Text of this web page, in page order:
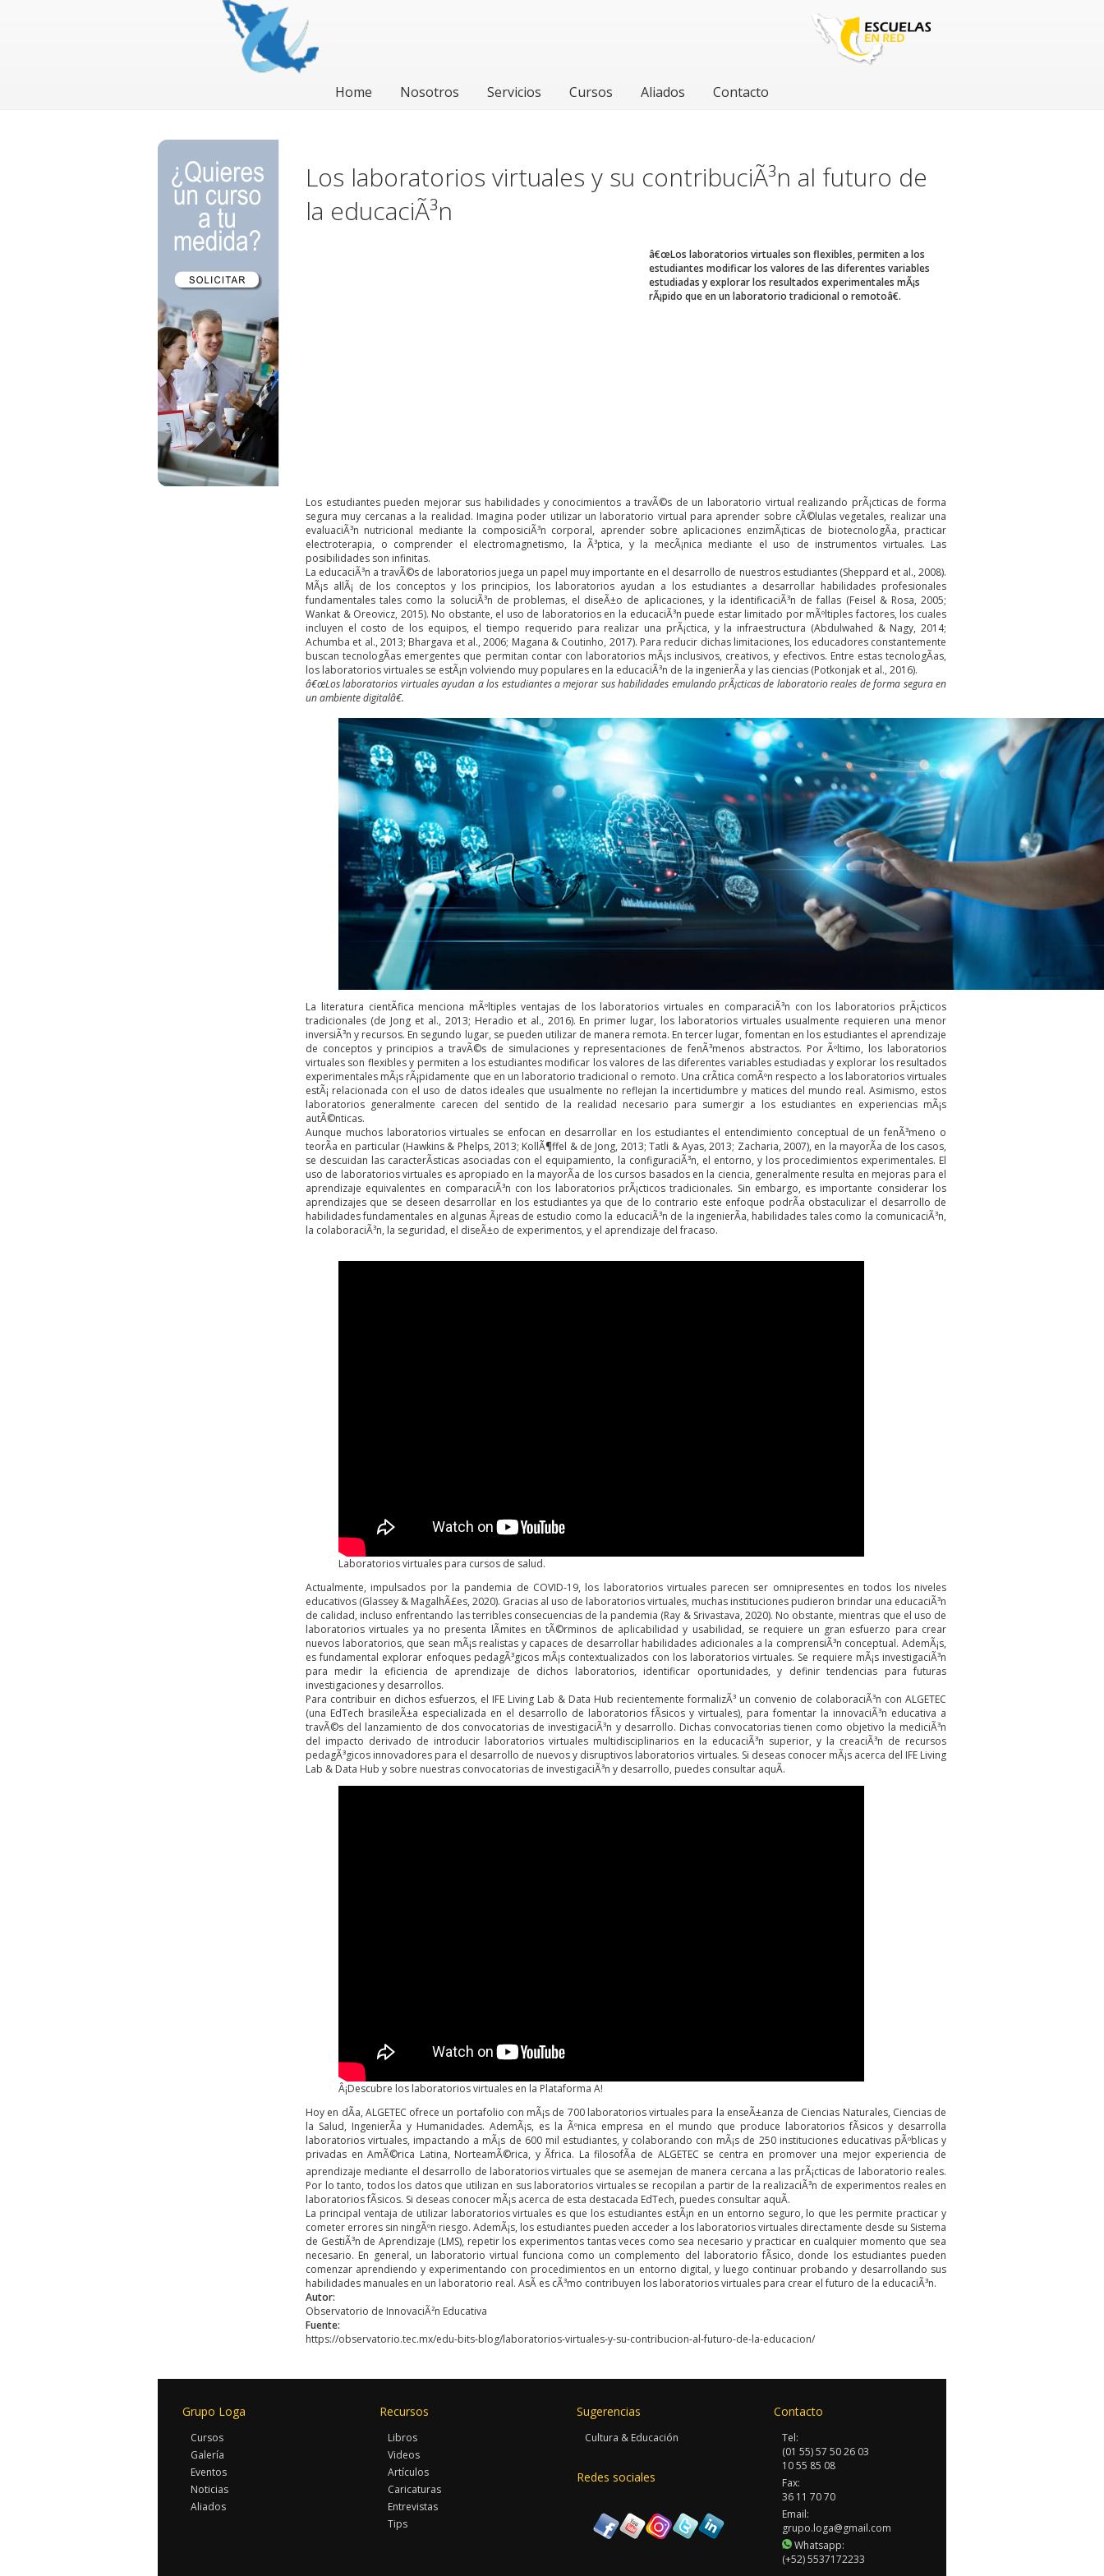
Home Nosotros Servicios Cursos Aliados Contacto
Los laboratorios virtuales y su contribuciÃ³n al futuro de
la educaciÃ³n
â€œLos laboratorios virtuales son flexibles, permiten a los
estudiantes modificar los valores de las diferentes variables
estudiadas y explorar los resultados experimentales mÃ¡s
rÃ¡pido que en un laboratorio tradicional o remotoâ€.
Los estudiantes pueden mejorar sus habilidades y conocimientos a travÃ©s de un laboratorio virtual realizando prÃ¡cticas de forma
segura muy cercanas a la realidad. Imagina poder utilizar un laboratorio virtual para aprender sobre cÃ©lulas vegetales, realizar una
evaluaciÃ³n nutricional mediante la composiciÃ³n corporal, aprender sobre aplicaciones enzimÃ¡ticas de biotecnologÃ­a, practicar
electroterapia, o comprender el electromagnetismo, la Ã³ptica, y la mecÃ¡nica mediante el uso de instrumentos virtuales. Las
posibilidades son infinitas.
La educaciÃ³n a travÃ©s de laboratorios juega un papel muy importante en el desarrollo de nuestros estudiantes (Sheppard et al., 2008).
MÃ¡s allÃ¡ de los conceptos y los principios, los laboratorios ayudan a los estudiantes a desarrollar habilidades profesionales
fundamentales tales como la soluciÃ³n de problemas, el diseÃ±o de aplicaciones, y la identificaciÃ³n de fallas (Feisel & Rosa, 2005;
Wankat & Oreovicz, 2015). No obstante, el uso de laboratorios en la educaciÃ³n puede estar limitado por mÃºltiples factores, los cuales
incluyen el costo de los equipos, el tiempo requerido para realizar una prÃ¡ctica, y la infraestructura (Abdulwahed & Nagy, 2014;
Achumba et al., 2013; Bhargava et al., 2006; Magana & Coutinho, 2017). Para reducir dichas limitaciones, los educadores constantemente
buscan tecnologÃ­as emergentes que permitan contar con laboratorios mÃ¡s inclusivos, creativos, y efectivos. Entre estas tecnologÃ­as,
los laboratorios virtuales se estÃ¡n volviendo muy populares en la educaciÃ³n de la ingenierÃ­a y las ciencias (Potkonjak et al., 2016).
â€œLos laboratorios virtuales ayudan a los estudiantes a mejorar sus habilidades emulando prÃ¡cticas de laboratorio reales de forma segura en
un ambiente digitalâ€.
La literatura cientÃ­fica menciona mÃºltiples ventajas de los laboratorios virtuales en comparaciÃ³n con los laboratorios prÃ¡cticos
tradicionales (de Jong et al., 2013; Heradio et al., 2016). En primer lugar, los laboratorios virtuales usualmente requieren una menor
inversiÃ³n y recursos. En segundo lugar, se pueden utilizar de manera remota. En tercer lugar, fomentan en los estudiantes el aprendizaje
de conceptos y principios a travÃ©s de simulaciones y representaciones de fenÃ³menos abstractos. Por Ãºltimo, los laboratorios
virtuales son flexibles y permiten a los estudiantes modificar los valores de las diferentes variables estudiadas y explorar los resultados
experimentales mÃ¡s rÃ¡pidamente que en un laboratorio tradicional o remoto. Una crÃ­tica comÃºn respecto a los laboratorios virtuales
estÃ¡ relacionada con el uso de datos ideales que usualmente no reflejan la incertidumbre y matices del mundo real. Asimismo, estos
laboratorios generalmente carecen del sentido de la realidad necesario para sumergir a los estudiantes en experiencias mÃ¡s
autÃ©nticas.
Aunque muchos laboratorios virtuales se enfocan en desarrollar en los estudiantes el entendimiento conceptual de un fenÃ³meno o
teorÃ­a en particular (Hawkins & Phelps, 2013; KollÃ¶ffel & de Jong, 2013; Tatli & Ayas, 2013; Zacharia, 2007), en la mayorÃ­a de los casos,
se descuidan las caracterÃ­sticas asociadas con el equipamiento, la configuraciÃ³n, el entorno, y los procedimientos experimentales. El
uso de laboratorios virtuales es apropiado en la mayorÃ­a de los cursos basados en la ciencia, generalmente resulta en mejoras para el
aprendizaje equivalentes en comparaciÃ³n con los laboratorios prÃ¡cticos tradicionales. Sin embargo, es importante considerar los
aprendizajes que se deseen desarrollar en los estudiantes ya que de lo contrario este enfoque podrÃ­a obstaculizar el desarrollo de
habilidades fundamentales en algunas Ã¡reas de estudio como la educaciÃ³n de la ingenierÃ­a, habilidades tales como la comunicaciÃ³n,
la colaboraciÃ³n, la seguridad, el diseÃ±o de experimentos, y el aprendizaje del fracaso.
Laboratorios virtuales para cursos de salud.
Actualmente, impulsados por la pandemia de COVID-19, los laboratorios virtuales parecen ser omnipresentes en todos los niveles
educativos (Glassey & MagalhÃ£es, 2020). Gracias al uso de laboratorios virtuales, muchas instituciones pudieron brindar una educaciÃ³n
de calidad, incluso enfrentando las terribles consecuencias de la pandemia (Ray & Srivastava, 2020). No obstante, mientras que el uso de
laboratorios virtuales ya no presenta lÃ­mites en tÃ©rminos de aplicabilidad y usabilidad, se requiere un gran esfuerzo para crear
nuevos laboratorios, que sean mÃ¡s realistas y capaces de desarrollar habilidades adicionales a la comprensiÃ³n conceptual. AdemÃ¡s,
es fundamental explorar enfoques pedagÃ³gicos mÃ¡s contextualizados con los laboratorios virtuales. Se requiere mÃ¡s investigaciÃ³n
para medir la eficiencia de aprendizaje de dichos laboratorios, identificar oportunidades, y definir tendencias para futuras
investigaciones y desarrollos.
Para contribuir en dichos esfuerzos, el IFE Living Lab & Data Hub recientemente formalizÃ³ un convenio de colaboraciÃ³n con ALGETEC
(una EdTech brasileÃ±a especializada en el desarrollo de laboratorios fÃ­sicos y virtuales), para fomentar la innovaciÃ³n educativa a
travÃ©s del lanzamiento de dos convocatorias de investigaciÃ³n y desarrollo. Dichas convocatorias tienen como objetivo la mediciÃ³n
del impacto derivado de introducir laboratorios virtuales multidisciplinarios en la educaciÃ³n superior, y la creaciÃ³n de recursos
pedagÃ³gicos innovadores para el desarrollo de nuevos y disruptivos laboratorios virtuales. Si deseas conocer mÃ¡s acerca del IFE Living
Lab & Data Hub y sobre nuestras convocatorias de investigaciÃ³n y desarrollo, puedes consultar aquÃ­.
Â¡Descubre los laboratorios virtuales en la Plataforma A!
Hoy en dÃ­a, ALGETEC ofrece un portafolio con mÃ¡s de 700 laboratorios virtuales para la enseÃ±anza de Ciencias Naturales, Ciencias de
la Salud, IngenierÃ­a y Humanidades. AdemÃ¡s, es la Ãºnica empresa en el mundo que produce laboratorios fÃ­sicos y desarrolla
laboratorios virtuales, impactando a mÃ¡s de 600 mil estudiantes, y colaborando con mÃ¡s de 250 instituciones educativas pÃºblicas y
privadas en AmÃ©rica Latina, NorteamÃ©rica, y Ãfrica. La filosofÃ­a de ALGETEC se centra en promover una mejor experiencia de
aprendizaje mediante el desarrollo de laboratorios virtuales que se asemejan de manera cercana a las prÃ¡cticas de laboratorio reales.
Por lo tanto, todos los datos que utilizan en sus laboratorios virtuales se recopilan a partir de la realizaciÃ³n de experimentos reales en
laboratorios fÃ­sicos. Si deseas conocer mÃ¡s acerca de esta destacada EdTech, puedes consultar aquÃ­.
La principal ventaja de utilizar laboratorios virtuales es que los estudiantes estÃ¡n en un entorno seguro, lo que les permite practicar y
cometer errores sin ningÃºn riesgo. AdemÃ¡s, los estudiantes pueden acceder a los laboratorios virtuales directamente desde su Sistema
de GestiÃ³n de Aprendizaje (LMS), repetir los experimentos tantas veces como sea necesario y practicar en cualquier momento que sea
necesario. En general, un laboratorio virtual funciona como un complemento del laboratorio fÃ­sico, donde los estudiantes pueden
comenzar aprendiendo y experimentando con procedimientos en un entorno digital, y luego continuar probando y desarrollando sus
habilidades manuales en un laboratorio real. AsÃ­ es cÃ³mo contribuyen los laboratorios virtuales para crear el futuro de la educaciÃ³n.
Autor:
Observatorio de InnovaciÃ²n Educativa
Fuente:
https://observatorio.tec.mx/edu-bits-blog/laboratorios-virtuales-y-su-contribucion-al-futuro-de-la-educacion/
Grupo Loga
Cursos
Galería
Eventos
Noticias
Aliados
Recursos
Libros
Videos
Artículos
Caricaturas
Entrevistas
Tips
Sugerencias
Cultura & Educación
Redes sociales
Contacto
Tel:
(01 55) 57 50 26 03
10 55 85 08
Fax:
36 11 70 70
Email:
grupo.loga@gmail.com
Whatsapp:
(+52) 5537172233